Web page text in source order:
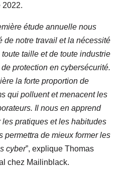
2022.
étude annuelle nous
de notre travail et la nécessité
taille et de toute industrie
protection en cybersécurité.
la forte proportion de
qui polluent et menacent les
Il nous en apprend
pratiques et les habitudes
permettra de mieux former les
cyber”, explique Thomas
chez Mailinblack.